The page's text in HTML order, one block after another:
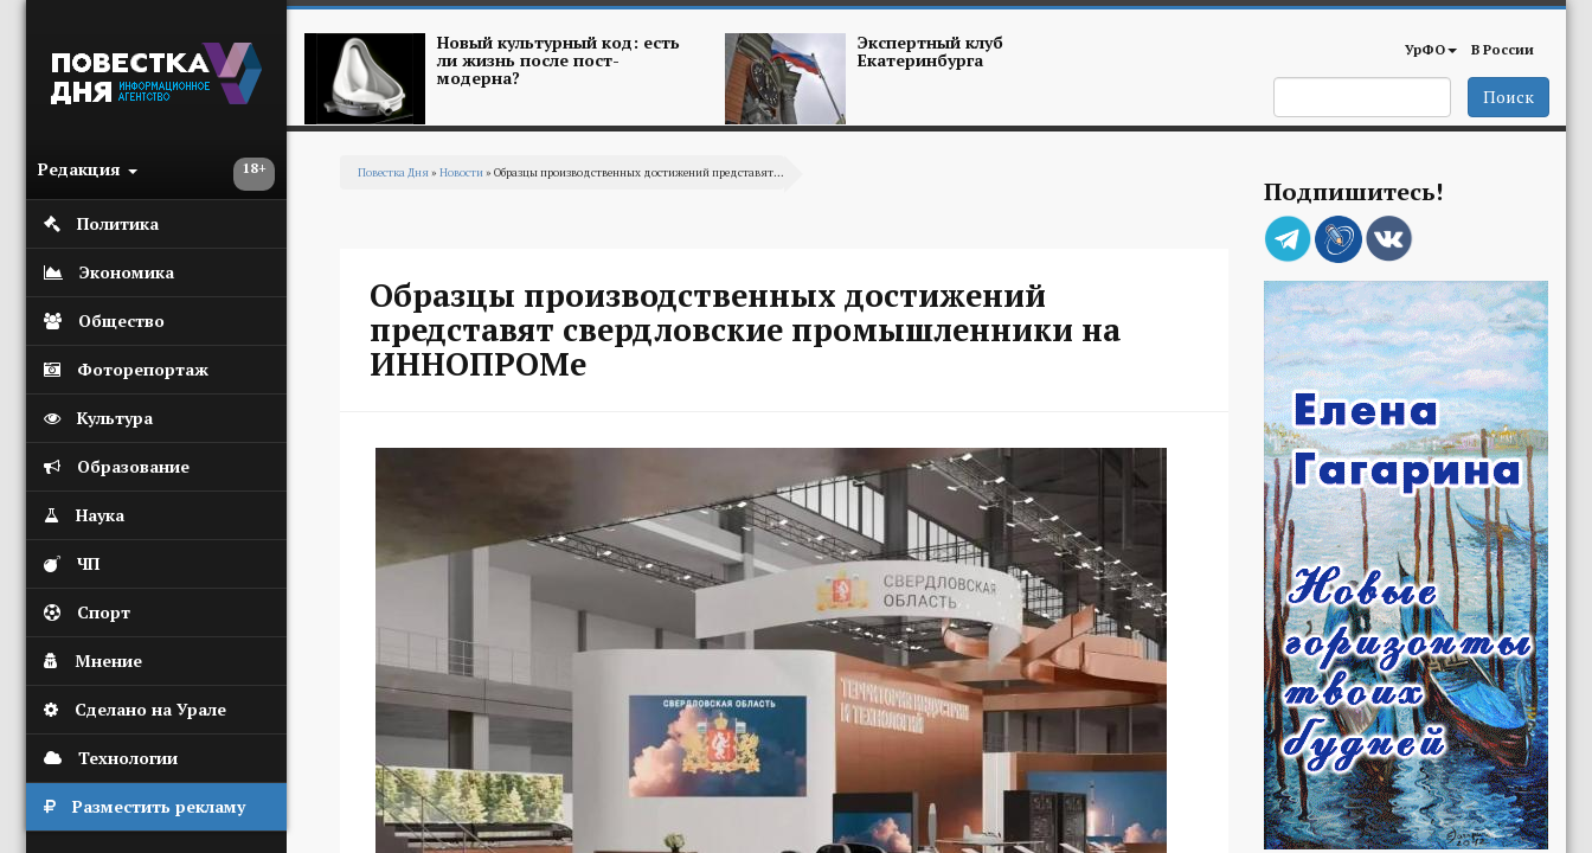
18+
Редакция
Политика
Экономика
Общество
Фоторепортаж
Культура
Образование
Наука
ЧП
Спорт
Мнение
Сделано на Урале
Технологии
Разместить рекламу
Новый культурный код: есть
ли жизнь после пост-
модерна?
Экспертный клуб
Екатеринбурга УрФО В России
Поиск
Повестка Дня» Новости» Образцы производственных достижений представят...
Образцы производственных достижений
представят свердловские промышленники на
ИННОПРОМе
Подпишитесь!